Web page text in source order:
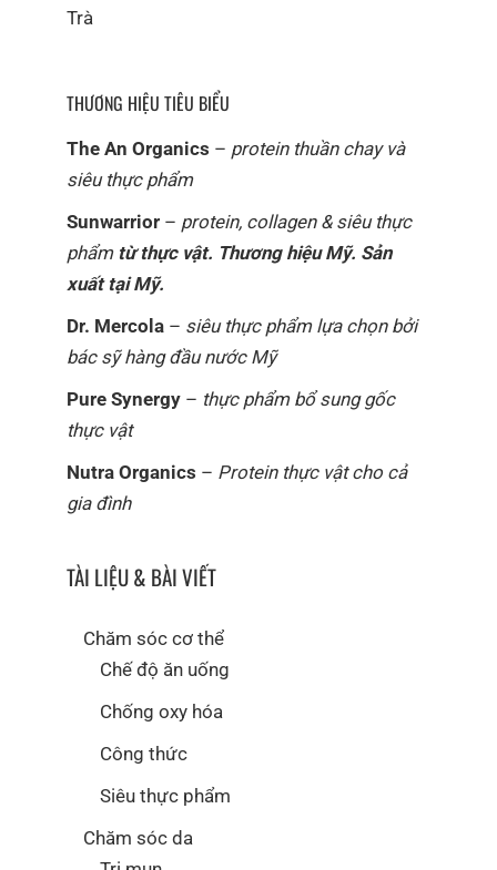
Trà
THƯƠNG HIỆU TIÊU BIỂU
The An Organics – protein thuần chay và
siêu thực phẩm
Sunwarrior – protein, collagen & siêu thực
phẩm từ thực vật. Thương hiệu Mỹ. Sản
xuất tại Mỹ.
Dr. Mercola – siêu thực phẩm lựa chọn bởi
bác sỹ hàng đầu nước Mỹ
Pure Synergy – thực phẩm bổ sung gốc
thực vật
Nutra Organics – Protein thực vật cho cả
gia đình
TÀI LIỆU & BÀI VIẾT
Chăm sóc cơ thể
Chế độ ăn uống
Chống oxy hóa
Công thức
Siêu thực phẩm
Chăm sóc da